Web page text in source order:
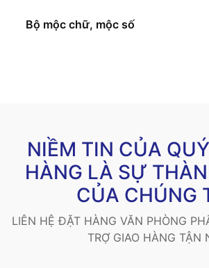
Bộ mộc chữ, mộc số
NIỀM TIN CỦA
HÀNG LÀ SỰ
CỦA CHÚNG
LIÊN HỆ ĐẶT HÀNG VĂN PHÒNG
TRỢ GIAO HÀNG TẬN